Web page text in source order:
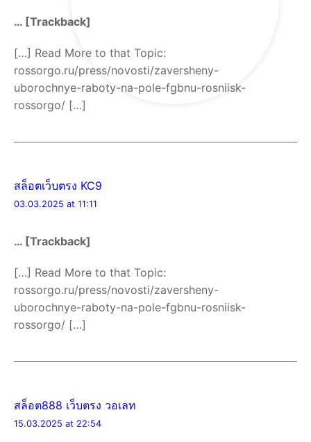
… [Trackback]
[…] Read More to that Topic:
rossorgo.ru/press/novosti/zaversheny-
uborochnye-raboty-na-pole-fgbnu-rosniisk-
rossorgo/ […]
สล็อตเว็บตรง KC9
03.03.2025 at 11:11
… [Trackback]
[…] Read More to that Topic:
rossorgo.ru/press/novosti/zaversheny-
uborochnye-raboty-na-pole-fgbnu-rosniisk-
rossorgo/ […]
สล็อต888 เว็บตรง วอเลท
15.03.2025 at 22:54